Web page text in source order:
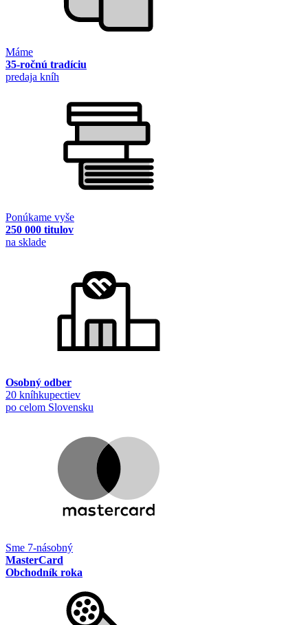
Máme
35-ročnú tradíciu
predaja kníh
Ponúkame vyše
250 000 titulov
na sklade
Osobný odber
20 kníhkupectiev
po celom Slovensku
Sme 7-násobný
MasterCard
Obchodník roka